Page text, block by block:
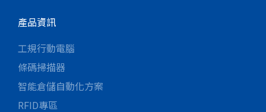
產品資訊
工規行動電腦
條碼掃描器
智能倉儲自動化方案
RFID專區